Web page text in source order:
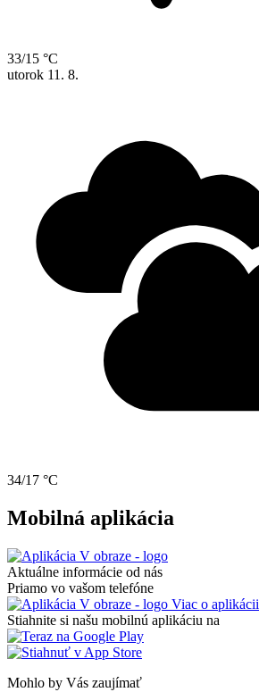
33/15 °C
utorok 11. 8.
34/17 °C
Mobilná aplikácia
Aktuálne informácie od nás
Priamo vo vašom telefóne
Viac o aplikácii
Stiahnite si našu mobilnú aplikáciu na
Mohlo by Vás zaujímať